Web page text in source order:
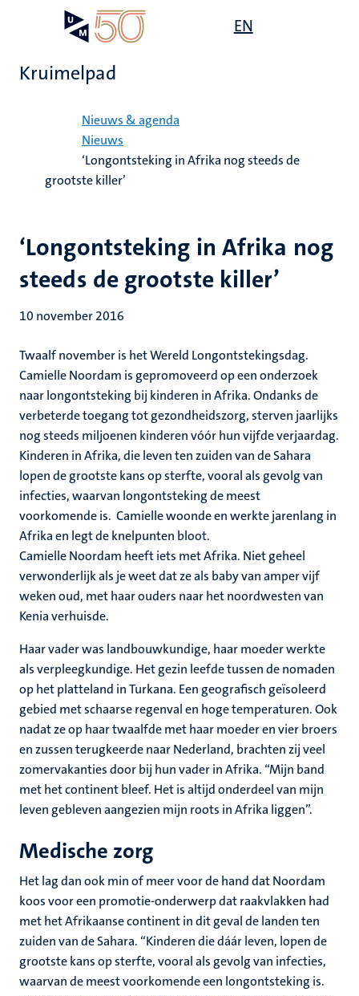
EN
Kruimelpad
Nieuws & agenda
Nieuws
‘Longontsteking in Afrika nog steeds de
grootste killer’
‘Longontsteking in Afrika nog
steeds de grootste killer’
10 november 2016
Twaalf november is het Wereld Longontstekingsdag.
Camielle Noordam is gepromoveerd op een onderzoek
naar longontsteking bij kinderen in Afrika. Ondanks de
verbeterde toegang tot gezondheidszorg, sterven jaarlijks
nog steeds miljoenen kinderen vóór hun vijfde verjaardag.
Kinderen in Afrika, die leven ten zuiden van de Sahara
lopen de grootste kans op sterfte, vooral als gevolg van
infecties, waarvan longontsteking de meest
voorkomende is. Camielle woonde en werkte jarenlang in
Afrika en legt de knelpunten bloot.
Camielle Noordam heeft iets met Afrika. Niet geheel
verwonderlijk als je weet dat ze als baby van amper vijf
weken oud, met haar ouders naar het noordwesten van
Kenia verhuisde.
Haar vader was landbouwkundige, haar moeder werkte
als verpleegkundige. Het gezin leefde tussen de nomaden
op het platteland in Turkana. Een geografisch geïsoleerd
gebied met schaarse regenval en hoge temperaturen. Ook
nadat ze op haar twaalfde met haar moeder en vier broers
en zussen terugkeerde naar Nederland, brachten zij veel
zomervakanties door bij hun vader in Afrika. “Mijn band
met het continent bleef. Het is altijd onderdeel van mijn
leven gebleven aangezien mijn roots in Afrika liggen”.
Medische zorg
Het lag dan ook min of meer voor de hand dat Noordam
koos voor een promotie-onderwerp dat raakvlakken had
met het Afrikaanse continent in dit geval de landen ten
zuiden van de Sahara. “Kinderen die dáár leven, lopen de
grootste kans op sterfte, vooral als gevolg van infecties,
waarvan de meest voorkomende een longontsteking is.